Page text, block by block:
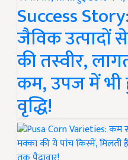
Success
जैविक उत्पादों
की तस्वीर,
कम, उपज में भी
वृद्धि!